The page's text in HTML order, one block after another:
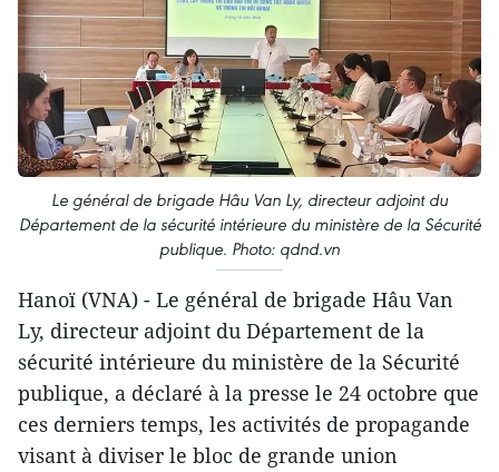
Le général de brigade Hâu Van Ly, directeur adjoint du
Département de la sécurité intérieure du ministère de la Sécurité
publique. Photo: qdnd.vn
Hanoï (VNA) - Le général de brigade Hâu Van
Ly, directeur adjoint du Département de la
sécurité intérieure du ministère de la Sécurité
publique, a déclaré à la presse le 24 octobre que
ces derniers temps, les activités de propagande
visant à diviser le bloc de grande union